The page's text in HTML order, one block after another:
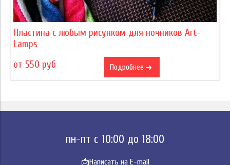
Пластина с любым рисунком для ночников Art-
Lamps
от 550 руб
Подробнее
пн-пт с 10:00 до 18:00
📩Написать на E-mail